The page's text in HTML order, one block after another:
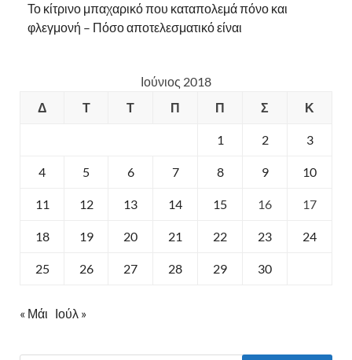
Το κίτρινο μπαχαρικό που καταπολεμά πόνο και
φλεγμονή – Πόσο αποτελεσματικό είναι
Ιούνιος 2018
Δ
Τ Τ Π Π Σ Κ
1 2 3
4 5 6 7 8 9 10
11 12 13 14 15 16 17
18 19 20 21 22 23 24
25 26 27 28 29 30
« Μάι Ιούλ »